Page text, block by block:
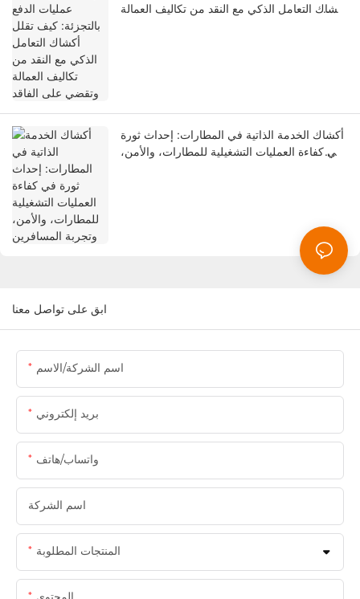
أكشاك التعامل الذكي مع النقد من تكاليف العمالة
أكشاك الخدمة الذاتية في المطارات: إحداث ثورة
في كفاءة العمليات التشغيلية للمطارات، والأمن،
ابق على تواصل معنا
اسم الشركة/الاسم
بريد إلكتروني
واتساب/هاتف
اسم الشركة
المنتجات المطلوبة